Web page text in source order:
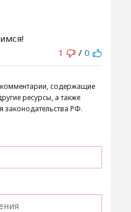
1
/ 0
содержащие
ресурсы, а также
РФ.